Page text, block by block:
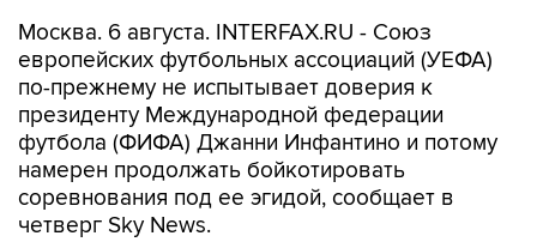
Москва. 6 августа. INTERFAX.RU - Союз
европейских футбольных ассоциаций (УЕФА)
по-прежнему не испытывает доверия к
президенту Международной федерации
футбола (ФИФА) Джанни Инфантино и потому
намерен продолжать бойкотировать
соревнования под ее эгидой, сообщает в
четверг Sky News.